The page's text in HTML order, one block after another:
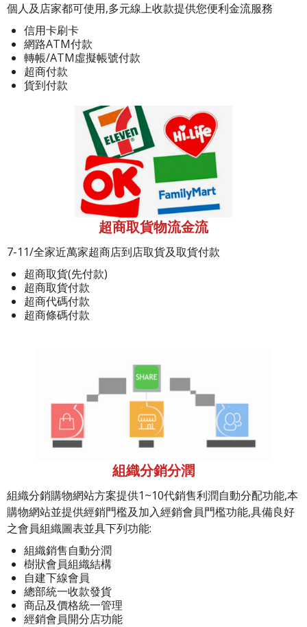
個人及店家都可使用,多元線上收款提供您便利金流服務
信用卡刷卡
網路ATM付款
轉帳/ATM虛擬帳號付款
超商付款
貨到付款
超商取貨物流金流
7-11/全家近萬家超商店到店取貨及取貨付款
超商取貨(先付款)
超商取貨付款
超商代碼付款
超商條碼付款
組織分銷分潤
組織分銷購物網站方案提供1~10代銷售利潤自動分配功能,本
購物網站並提供經銷門檻及加入經銷會員門檻功能,具備良好
之會員組織圖表並具下列功能:
組織銷售自動分潤
樹狀會員組織結構
自建下線會員
總部統一收款發貨
商品及價格統一管理
經銷會員開分店功能